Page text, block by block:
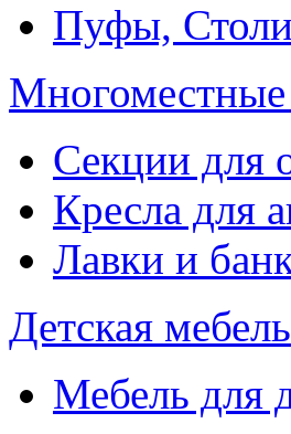
Пуфы,
Многоместные
Секции для
Кресла для
Лавки и
Детская мебель
Мебель для